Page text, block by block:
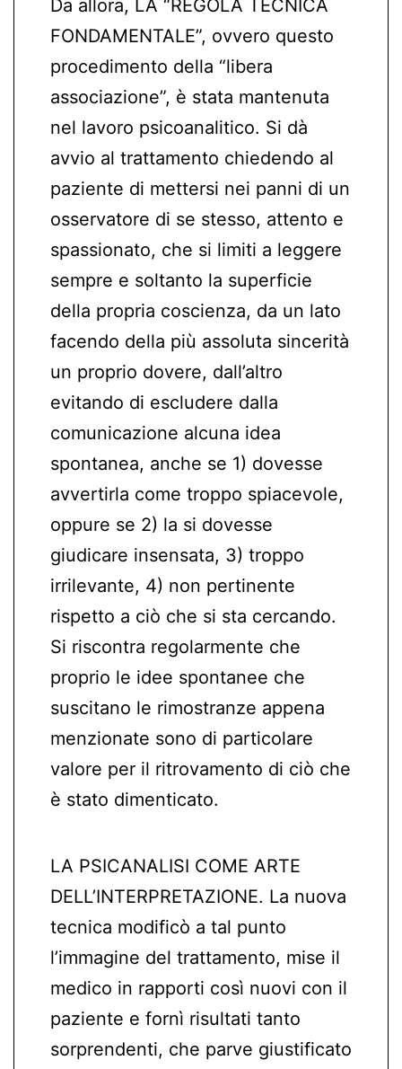
Da allora, LA “REGOLA TECNICA
FONDAMENTALE”, ovvero questo
procedimento della “libera
associazione”, è stata mantenuta
nel lavoro psicoanalitico. Si dà
avvio al trattamento chiedendo al
paziente di mettersi nei panni di un
osservatore di se stesso, attento e
spassionato, che si limiti a leggere
sempre e soltanto la superficie
della propria coscienza, da un lato
facendo della più assoluta sincerità
un proprio dovere, dall’altro
evitando di escludere dalla
comunicazione alcuna idea
spontanea, anche se 1) dovesse
avvertirla come troppo spiacevole,
oppure se 2) la si dovesse
giudicare insensata, 3) troppo
irrilevante, 4) non pertinente
rispetto a ciò che si sta cercando.
Si riscontra regolarmente che
proprio le idee spontanee che
suscitano le rimostranze appena
menzionate sono di particolare
valore per il ritrovamento di ciò che
è stato dimenticato.
LA PSICANALISI COME ARTE
DELL’INTERPRETAZIONE. La nuova
tecnica modificò a tal punto
l’immagine del trattamento, mise il
medico in rapporti così nuovi con il
paziente e fornì risultati tanto
sorprendenti, che parve giustificato